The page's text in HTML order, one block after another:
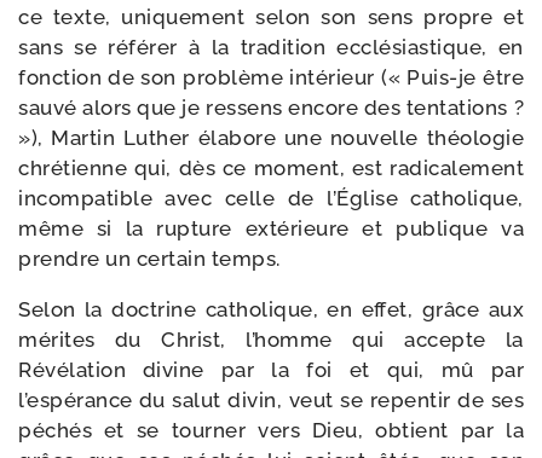
ce texte, uni­que­ment selon son sens propre et
sans se réfé­rer à la tra­di­tion ecclé­sias­tique, en
fonc­tion de son pro­blème inté­rieur (« Puis-​je être
sau­vé alors que je res­sens encore des ten­ta­tions ?
»), Martin Luther éla­bore une nou­velle théo­lo­gie
chré­tienne qui, dès ce moment, est radi­ca­le­ment
incom­pa­tible avec celle de l’Église catho­lique,
même si la rup­ture exté­rieure et publique va
prendre un cer­tain temps.
Selon la doc­trine catho­lique, en effet, grâce aux
mérites du Christ, l’homme qui accepte la
Révélation divine par la foi et qui, mû par
l’espérance du salut divin, veut se repen­tir de ses
péchés et se tour­ner vers Dieu, obtient par la